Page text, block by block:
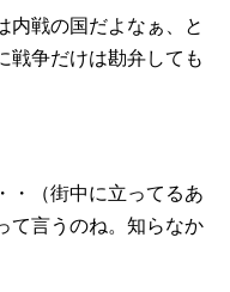
内戦の国だよなぁ、と
戦争だけは勘弁しても
・（街中に立ってるあ
て言うのね。知らなか